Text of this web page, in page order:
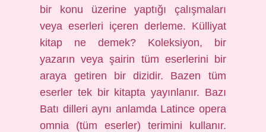
bir konu üzerine yaptığı çalışmaları
veya eserleri içeren derleme. Külliyat
kitap ne demek? Koleksiyon, bir
yazarın veya şairin tüm eserlerini bir
araya getiren bir dizidir. Bazen tüm
eserler tek bir kitapta yayınlanır. Bazı
Batı dilleri aynı anlamda Latince opera
omnia (tüm eserler) terimini kullanır.